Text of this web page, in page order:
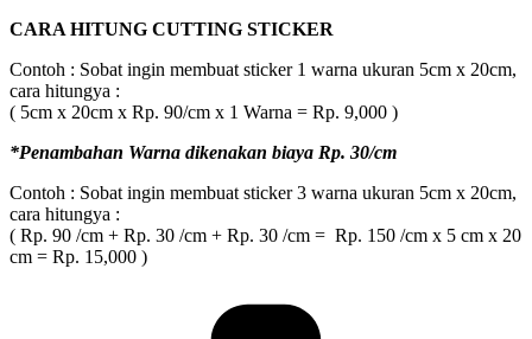
CARA HITUNG CUTTING STICKER
Contoh : Sobat ingin membuat sticker 1 warna ukuran 5cm x 20cm,
cara hitungya :
( 5cm x 20cm x Rp. 90/cm x 1 Warna = Rp. 9,000 )
*Penambahan Warna dikenakan biaya Rp. 30/cm
Contoh : Sobat ingin membuat sticker 3 warna ukuran 5cm x 20cm,
cara hitungya :
( Rp. 90 /cm + Rp. 30 /cm + Rp. 30 /cm = Rp. 150 /cm x 5 cm x 20
cm = Rp. 15,000 )